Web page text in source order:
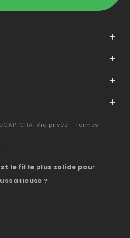




Vie privée - Termes
le fil le plus solide pour
?